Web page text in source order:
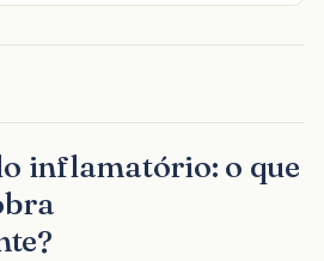
inflamatório: o que